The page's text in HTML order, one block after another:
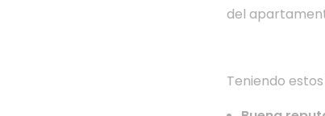
del
Teniendo